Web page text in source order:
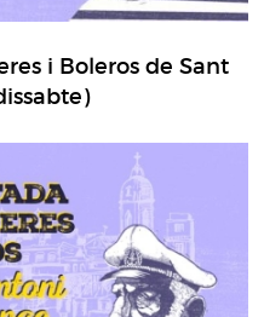
i Boleros de Sant